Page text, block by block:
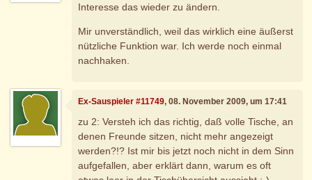
Interesse das wieder zu ändern.
Mir unverständlich, weil das wirklich eine äußerst
nützliche Funktion war. Ich werde noch einmal
nachhaken.
Ex-Sauspieler #11749, 08. November 2009, um 17:41
zu 2: Versteh ich das richtig, daß volle Tische, an
denen Freunde sitzen, nicht mehr angezeigt
werden?!? Ist mir bis jetzt noch nicht in dem Sinn
aufgefallen, aber erklärt dann, warum es oft